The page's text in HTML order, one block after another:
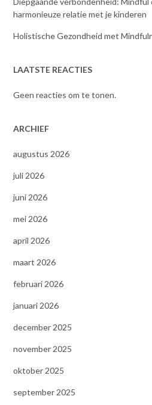
harmonieuze relatie met je kinderen
Holistische Gezondheid met
LAATSTE REACTIES
Geen reacties om te tonen.
ARCHIEF
augustus 2026
juli 2026
juni 2026
mei 2026
april 2026
maart 2026
februari 2026
januari 2026
december 2025
november 2025
oktober 2025
september 2025